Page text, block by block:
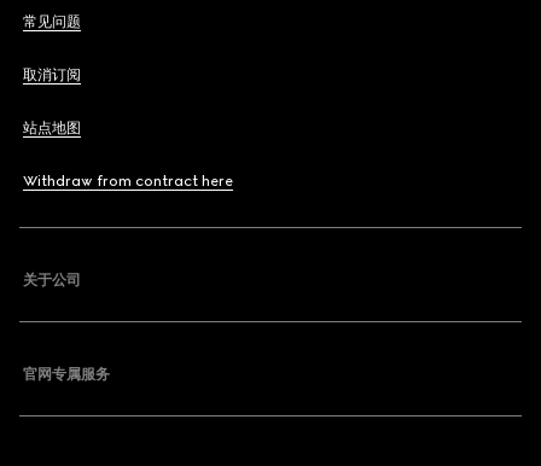
常见问题
取消订阅
站点地图
Withdraw from contract here
关于公司
官网专属服务